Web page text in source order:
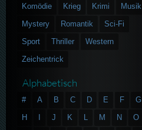
Komödie
Krieg Krimi
Musik
Mystery
Romantik
Sci-Fi
Sport
Thriller
Western
Zeichentrick
Alphabetisch
# A B C D E F
G
H
J K L M N
O